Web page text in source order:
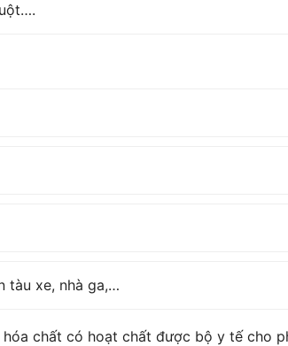
tàu xe, nhà ga,…
chất có hoạt chất được bộ y tế cho